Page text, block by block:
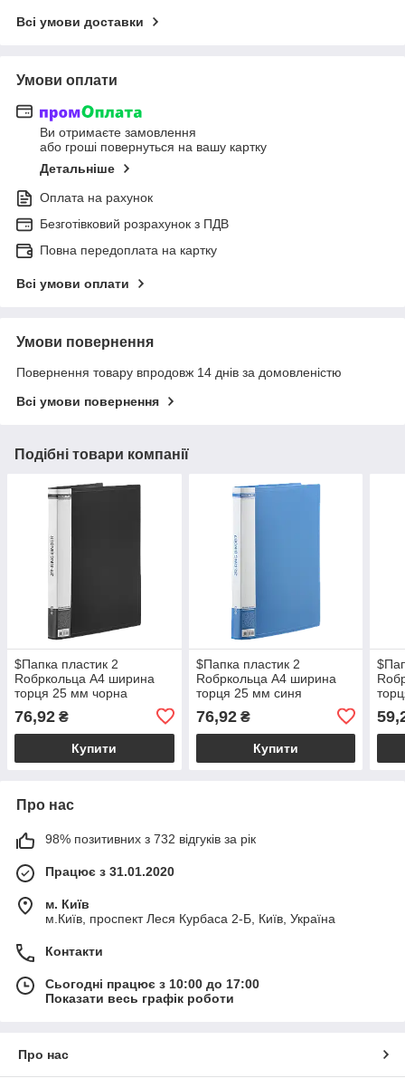
Всі умови доставки
Умови оплати
Ви отримаєте замовлення
або гроші повернуться на вашу картку
Детальніше
Оплата на рахунок
Безготівковий розрахунок з ПДВ
Повна передоплата на картку
Всі умови оплати
Умови повернення
Повернення товару впродовж 14 днів за домовленістю
Всі умови повернення
Подібні товари компанії
$Папка пластик 2
Rобркольца А4 ширина
торця 25 мм чорна
76,92 ₴
Купити
$Папка пластик 2
Rобркольца А4 ширина
торця 25 мм синя
76,92₴
Купити
Про нас
98% позитивних з 732 відгуків за рік
Працює з 31.01.2020
м. Київ
м.Київ, проспект Леся Курбаса 2-Б, Київ, Україна
Контакти
Сьогодні працює з 10:00 до 17:00
Показати весь графік роботи
Про нас